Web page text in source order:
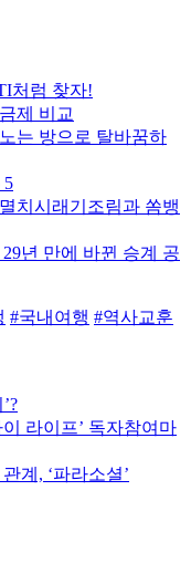
처럼 찾자!
제 비교
는 방으로 탈바꿈하
5
치시래기조림과 쏨뱅
년 만에 바뀐 승계 공
#국내여행 #역사교훈
라이프’ 독자참여마
계, ‘파라소셜’